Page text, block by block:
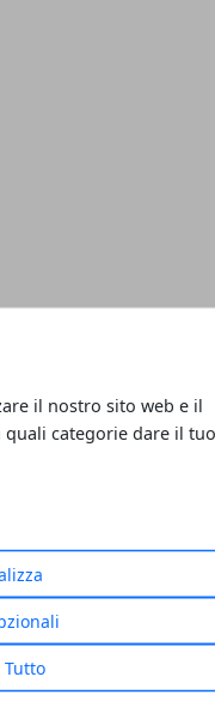
il nostro sito web e il
quali categorie dare il
Tutto